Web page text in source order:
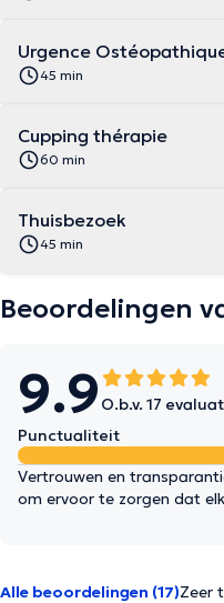
Urgence
45 min
Cupping thérapie
60 min
Thuisbezoek
45 min
Beoordelingen
9.9 O.b.v. 17
Punctualiteit
Vertrouwen en
om ervoor te zorgen dat
Alle beoordelingen (17)Zeer